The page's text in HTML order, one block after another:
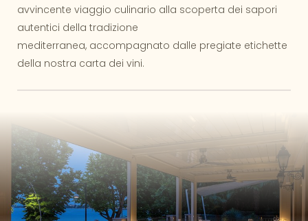
avvincente viaggio culinario alla scoperta dei sapori
autentici della tradizione
mediterranea, accompagnato dalle pregiate etichette
della nostra carta dei vini.